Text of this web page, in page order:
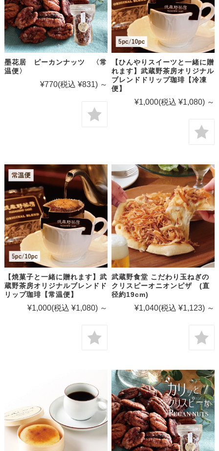
墨花居 ピーカンナッツ 〈常
温便〉
¥770(税込 ¥831) ～
【ひんやりスイーツと一緒に贈
れます】武蔵野茶房オリジナル
ブレンドドリップ珈琲【冷凍
便】
¥1,000(税込 ¥1,080) ～
【焼菓子と一緒に贈れます】武
蔵野茶房オリジナルブレンドド
リップ珈琲【常温便】
¥1,000(税込 ¥1,080) ～
武蔵野食堂 こだわり玉ねぎの
クリスピーオニオンピザ (直
径約19cm)
¥1,040(税込 ¥1,123) ～